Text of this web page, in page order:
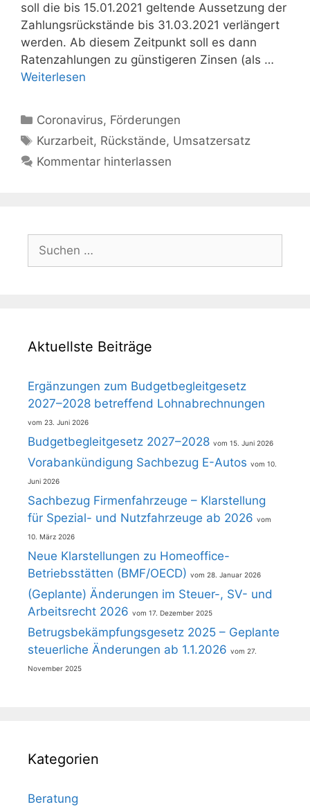
soll die bis 15.01.2021 geltende Aussetzung der
Zahlungsrückstände bis 31.03.2021 verlängert
werden. Ab diesem Zeitpunkt soll es dann
Ratenzahlungen zu günstigeren Zinsen (als …
Weiterlesen
Kategorien
Coronavirus, Förderungen
Schlagwörter
Kurzarbeit, Rückstände, Umsatzersatz
Kommentar hinterlassen
Suchen
nach:
Aktuellste Beiträge
Ergänzungen zum Budgetbegleitgesetz
2027–2028 betreffend Lohnabrechnungen
23. Juni 2026
Budgetbegleitgesetz 2027–2028 15. Juni 2026
Vorabankündigung Sachbezug E-Autos 10.
Juni 2026
Sachbezug Firmenfahrzeuge – Klarstellung
für Spezial- und Nutzfahrzeuge ab 2026
10. März 2026
Neue Klarstellungen zu Homeoffice-
Betriebsstätten (BMF/OECD)
28. Januar 2026
(Geplante) Änderungen im Steuer-, SV- und
Arbeitsrecht 2026
17. Dezember 2025
Betrugsbekämpfungsgesetz 2025 – Geplante
steuerliche Änderungen ab 1.1.2026
27.
November 2025
Kategorien
Beratung